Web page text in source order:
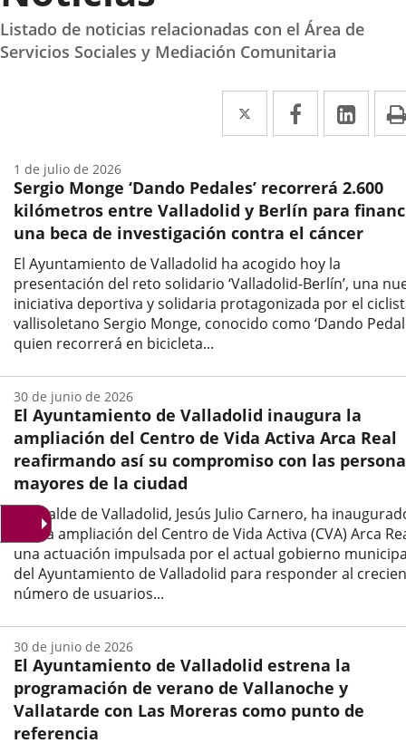
Listado de noticias relacionadas con el Área de
Servicios Sociales y Mediación Comunitaria
Twitter
Enlace
a
aplicación
externa.
Facebook
Enlace
a
aplicación
externa.
a
Sergio Monge ‘Dando Pedales’ recorrerá 2.600
kilómetros entre Valladolid y Berlín para
una beca de investigación contra el cáncer
El Ayuntamiento de Valladolid ha acogido hoy la
presentación del reto solidario ‘Valladolid-Berlín’, una
iniciativa deportiva y solidaria protagonizada por el
vallisoletano Sergio Monge, conocido como ‘Dando
quien recorrerá en bicicleta...
la
noticia
1 de julio de 2026
El Ayuntamiento de Valladolid inaugura la
ampliación del Centro de Vida Activa Arca Real
reafirmando así su compromiso con las
mayores de la ciudad
El alcalde de Valladolid, Jesús Julio Carnero, ha
hoy la ampliación del Centro de Vida Activa (CVA) Arca
una actuación impulsada por el actual gobierno
del Ayuntamiento de Valladolid para responder al
número de usuarios...
la
noticia
30 de junio de 2026
El Ayuntamiento de Valladolid estrena la
programación de verano de Vallanoche y
Vallatarde con Las Moreras como punto de
referencia
30 de junio de 2026